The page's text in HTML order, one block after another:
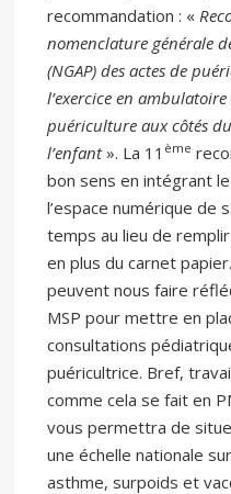
recommandation : «
nomenclature générale
(NGAP) des actes de
l’exercice en
puériculture aux côtés
l’enfant». La 11 ème
bon sens en intégrant
l’espace numérique de
temps au lieu de
en plus du carnet
peuvent nous faire
MSP pour mettre en
consultations
puéricultrice. Bref,
comme cela se fait en
vous permettra de
une échelle nationale
asthme, surpoids et